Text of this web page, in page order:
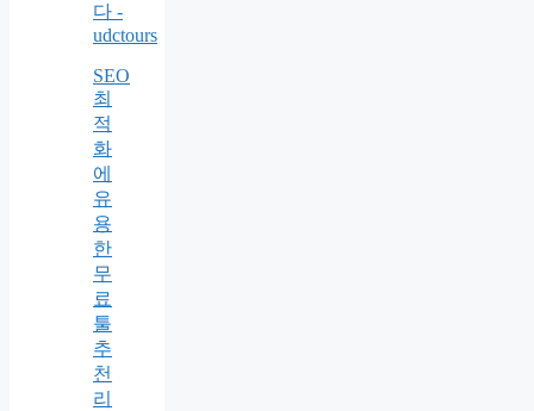
다 -
udctours
SEO
최
적
화
에
유
용
한
무
료
툴
추
천
리